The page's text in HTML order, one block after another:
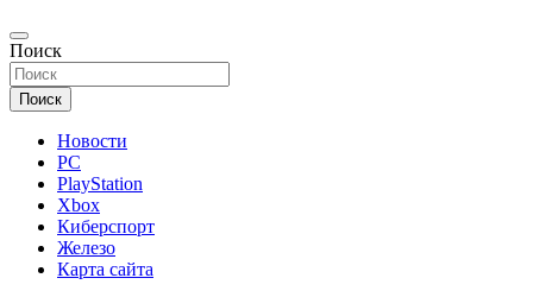
Поиск
Поиск
Новости
PC
PlayStation
Xbox
Киберспорт
Железо
Карта сайта